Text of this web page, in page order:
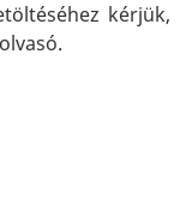
kérjük,